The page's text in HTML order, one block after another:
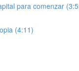
para comenzar
(4:11)